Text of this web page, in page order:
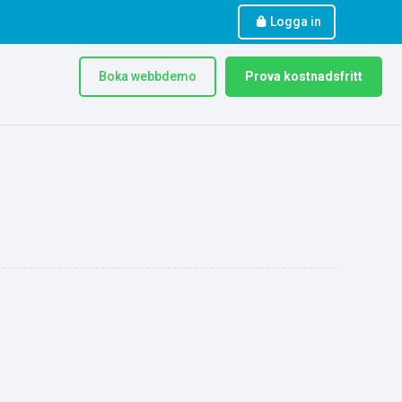
Logga in
Boka webbdemo Prova kostnadsfritt